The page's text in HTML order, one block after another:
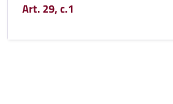
Art. 29, c.1